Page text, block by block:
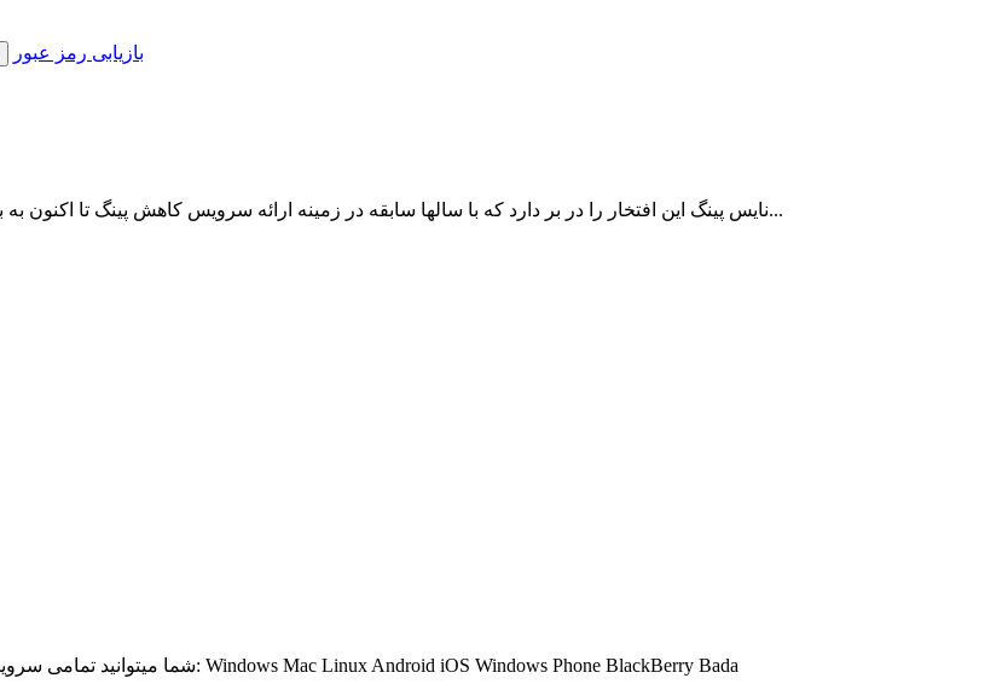
بازیابی رمز عبور
نایس پینگ این افتخار را در بر دارد که با سالها سابقه در زمینه ارائه سرویس کاهش پینگ تا اکنون به بیش از 10000 کاربر ایرانی با رضایت مشتریان خدمات رسانی نموده است...
شما میتوانید تمامی سرویس های کاهش پینگ ما را در تمامی سیستم عامل ها اجرا کنید و از آن لذت ببرید: Windows Mac Linux Android iOS Windows Phone BlackBerry Bada